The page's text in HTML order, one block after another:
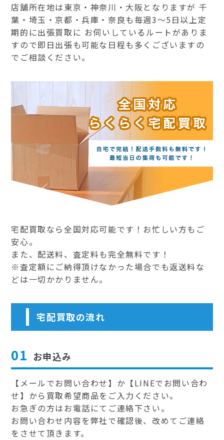
店舗所在地は東京・神奈川・大阪となりますが 千
葉・埼玉・京都・兵庫・奈良も毎週3～5日以上定
期的に出張買取に お伺いしているルートがありま
すので即日出張も可能な日程も多くございますの
でご相談ください。
宅配買取なら全国対応可能です！お忙しい方もご
安心。
また、配送料、査定料も完全無料です！
※査定額にご納得頂けなかった場合でも返送料な
どは一切かかりません。
宅配買取の流れ
01 お申込み
【メールでお問い合わせ】か【LINEでお問い合わ
せ】から買取希望商品をご入力ください。
お急ぎの方はお電話にてご連絡下さい。
お問い合わせ内容を弊社で確認後、改めてご連絡
をさせて頂きます。